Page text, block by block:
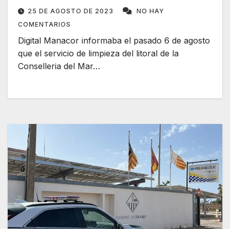
25 DE AGOSTO DE 2023
NO HAY
COMENTARIOS
Digital Manacor informaba el pasado 6 de agosto
que el servicio de limpieza del litoral de la
Conselleria del Mar…